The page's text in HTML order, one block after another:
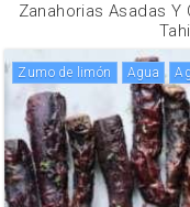
Zanahorias Asadas
Zumo de limón agua